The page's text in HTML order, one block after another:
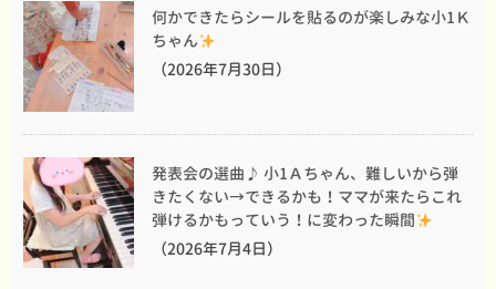
何かできたらシールを貼るのが楽しみな小1Ｋ
ちゃん
（2026年7月30日）
発表会の選曲♪ 小1Ａちゃん、難しいから弾
きたくない→できるかも！ママが来たらこれ
弾けるかもっていう！に変わった瞬間
（2026年7月4日）